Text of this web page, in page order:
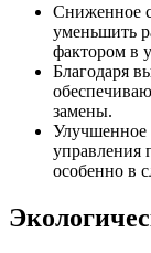
Сниженное
уменьшить
фактором в
Благодаря
замены.
Улучшенное
управления
особенно в